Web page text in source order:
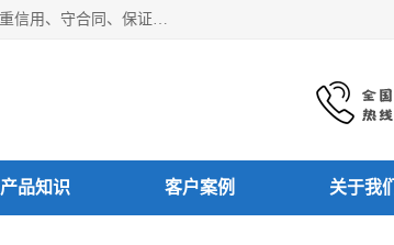
洛阳迎疆电子技术有限公司从事：洛阳山特UPS电源维修等服务。洛阳迎疆电子技术有限公司实力雄厚，重信用、守合同、保证产品质量，以多品种经营特色和薄利多销的原则，赢得了广大客户的信任。公司的宗旨——用服务求发展，用质量求生存！
产品知识 客户案例 关于我们